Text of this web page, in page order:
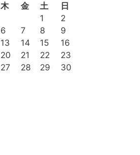
木 金 土
日
1
2
6 7 8
9
13 14 15
16
20 21 22
23
27 28 29
30